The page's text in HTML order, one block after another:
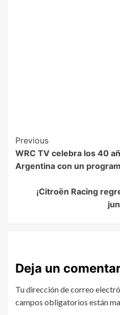
Previous
WRC TV celebra los 40
Argentina con un
¡Citroën Racing
Deja un
Tu dirección de correo
campos obligatorios están